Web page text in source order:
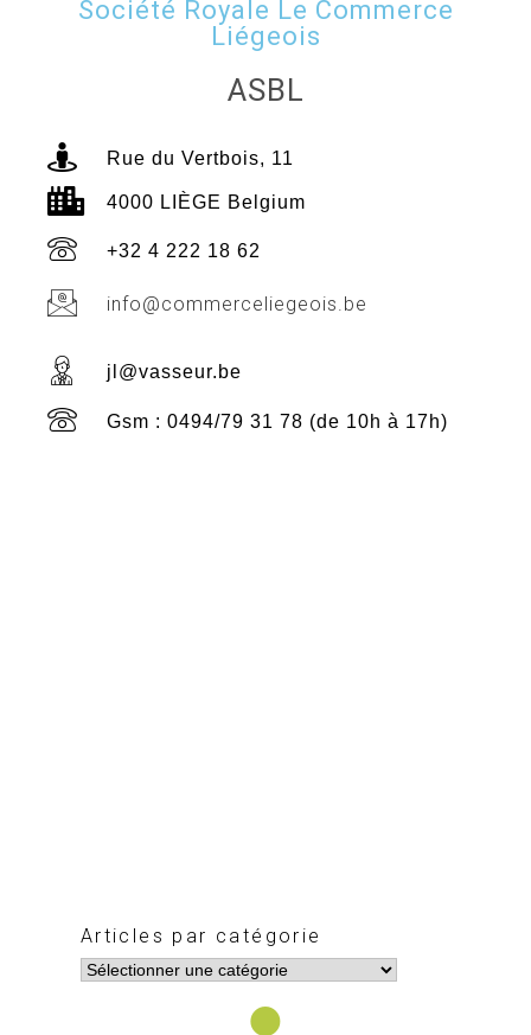
Société Royale Le Commerce
Liégeois
ASBL
Rue du Vertbois, 11
4000 LIÈGE Belgium
+32 4 222 18 62
info@commerceliegeois.be
jl@vasseur.be
Gsm : 0494/79 31 78 (de 10h à 17h)
Articles par catégorie